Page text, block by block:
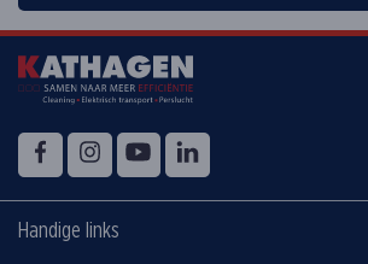
Volg ons op
FacebookInstagramYouTube
Handige links